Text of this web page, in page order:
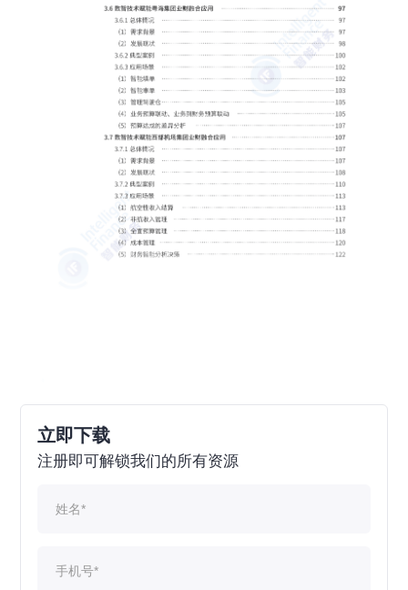
立即下载
注册即可解锁我们的所有资源